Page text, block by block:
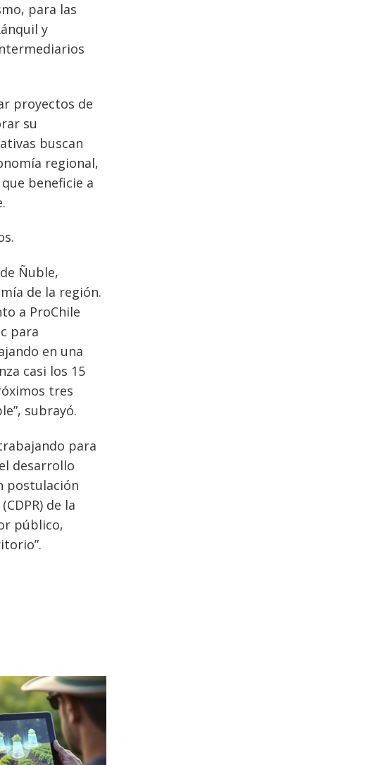
para las
y
proyectos de
su
buscan
regional,
beneficie a
Ñuble,
de la región.
a ProChile
para
en una
casi los 15
tres
subrayó.
para
desarrollo
postulación
de la
público,